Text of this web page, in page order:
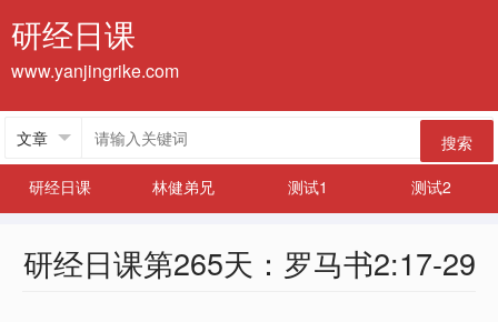
研经日课
www.yanjingrike.com
搜索
研经日课
林健弟兄 测试1 测试2
研经日课第265天：罗马书2:17-29